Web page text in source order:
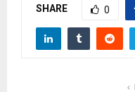
SHARE 0